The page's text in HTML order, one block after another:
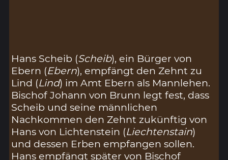
Hans Scheib (Scheib), ein Bürger von
Ebern (Ebern), empfängt den Zehnt zu
Lind (Lind) im Amt Ebern als Mannlehen.
Bischof Johann von Brunn legt fest, dass
Scheib und seine männlichen
Nachkommen den Zehnt zukünftig von
Hans von Lichtenstein (Liechtenstain)
und dessen Erben empfangen sollen.
Hans empfängt später von Bischof